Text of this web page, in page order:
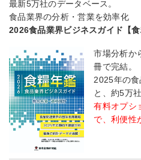
最新5万社のデータベース。
食品業界の分析・営業を効率化
2026食品業界ビジネスガイド【食
市場分析か
冊で完結。
2025年の食
と、約5万
有料オプシ
で、利便性